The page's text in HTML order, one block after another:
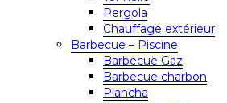
Pergola
Chauffage extérieur
Barbecue – Piscine
Barbecue Gaz
Barbecue charbon
Plancha